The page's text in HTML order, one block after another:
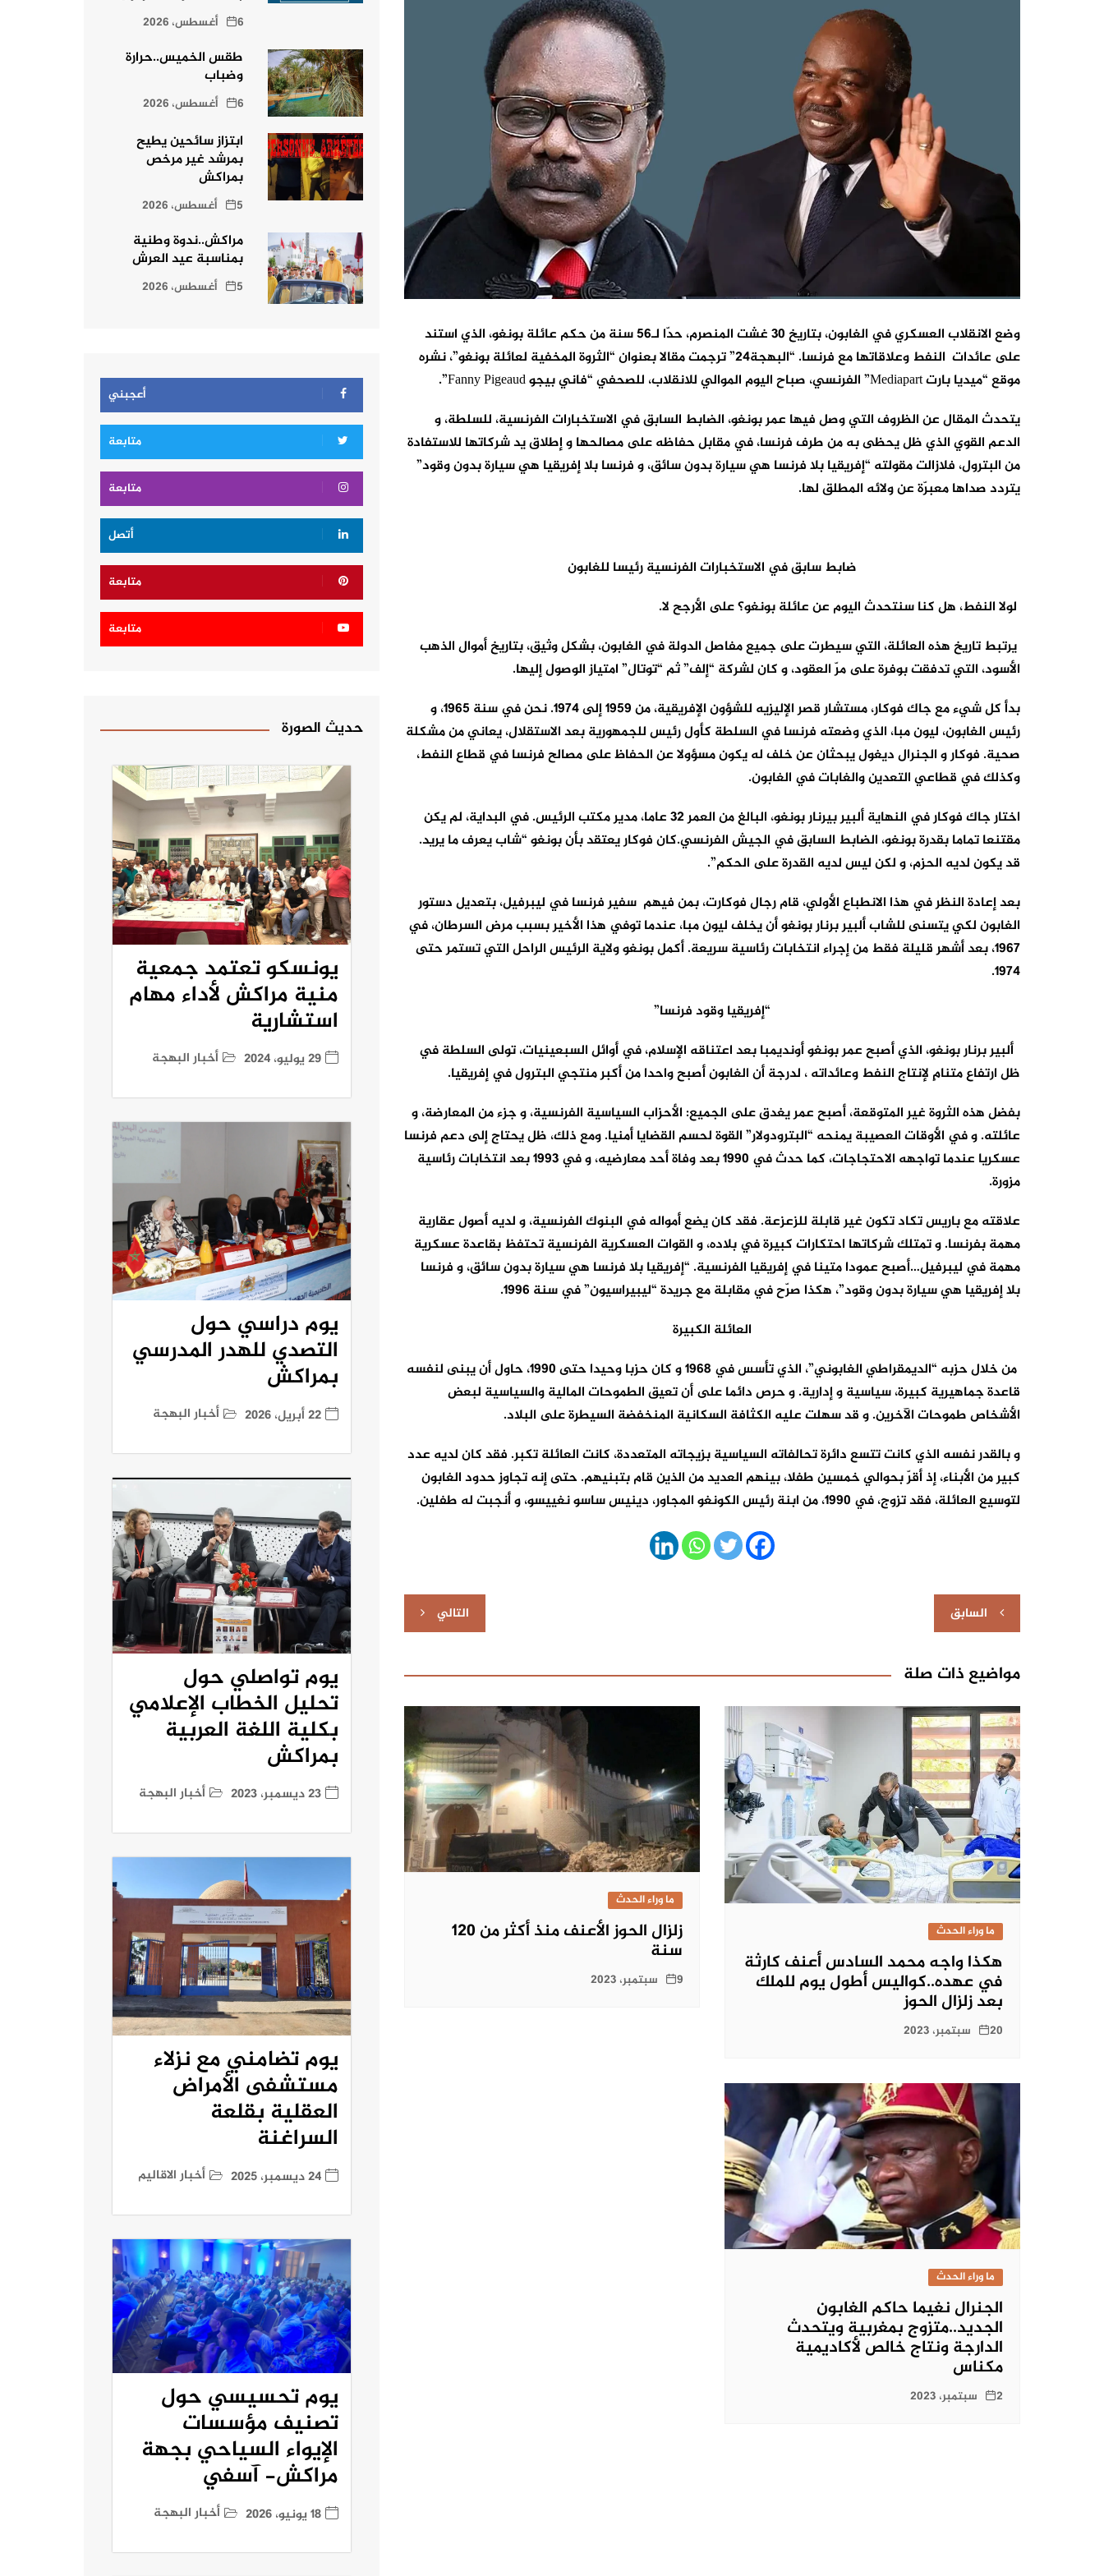
وضع الانقلاب العسكري في الغابون، بتاريخ 30 غشت المنصرم، حدّا لـ56 سنة من حكم عائلة بونغو، الذي استند
على عائدات النفط وعلاقاتها مع فرنسا. “البهجة24” ترجمت مقالا بعنوان “الثروة المخفية لعائلة بونغو”، نشره
موقع “ميديا بارت Mediapart” الفرنسي، صباح اليوم الموالي للانقلاب، للصحفي “فاني بيجو Fanny Pigeaud”.
يتحدث المقال عن الظروف التي وصل فيها عمر بونغو، الضابط السابق في الاستخبارات الفرنسية، للسلطة، و
الدعم القوي الذي ظل يحظى به من طرف فرنسا، في مقابل حفاظه على مصالحها و إطلاق يد شركاتها للاستفادة
من البترول، فلازالت مقولته “إفريقيا بلا فرنسا هي سيارة بدون سائق، و فرنسا بلا إفريقيا هي سيارة بدون وقود”
يتردد صداها معبرّة عن ولائه المطلق لها.
ضابط سابق في الاستخبارات الفرنسية رئيسا للغابون
لولا النفط، هل كنا سنتحدث اليوم عن عائلة بونغو؟ على الأرجح لا.
يرتبط تاريخ هذه العائلة، التي سيطرت على جميع مفاصل الدولة في الغابون، بشكل وثيق، بتاريخ أموال الذهب
الأسود، التي تدفقت بوفرة على مرّ العقود، و كان لشركة “إلف” ثم “توتال” امتياز الوصول إليها.
بدأ كل شيء مع جاك فوكار، مستشار قصر الإليزيه للشؤون الإفريقية، من 1959 إلى 1974. نحن في سنة 1965، و
رئيس الغابون، ليون مبا، الذي وضعته فرنسا في السلطة كأول رئيس للجمهورية بعد الاستقلال، يعاني من مشكلة
صحية. فوكار و الجنرال ديغول يبحثان عن خلف له يكون مسؤولا عن الحفاظ على مصالح فرنسا في قطاع النفط،
وكذلك في قطاعي التعدين والغابات في الغابون.
اختار جاك فوكار في النهاية ألبير بيرنار بونغو، البالغ من العمر 32 عاما، مدير مكتب الرئيس. في البداية، لم يكن
مقتنعا تماما بقدرة بونغو، الضابط السابق في الجيش الفرنسي.كان فوكار يعتقد بأن بونغو “شاب يعرف ما يريد.
قد يكون لديه الحزم، و لكن ليس لديه القدرة على الحكم”.
بعد إعادة النظر في هذا الانطباع الأولي، قام رجال فوكارت، بمن فيهم سفير فرنسا في ليبرفيل، بتعديل دستور
الغابون لكي يتسنى للشاب ألبير برنار بونغو أن يخلف ليون مبا، عندما توفي هذا الأخير بسبب مرض السرطان، في
1967، بعد أشهر قليلة فقط من إجراء انتخابات رئاسية سريعة. أكمل بونغو ولاية الرئيس الراحل التي تستمر حتى
1974.
“إفريقيا وقود فرنسا”
ألبير برنار بونغو، الذي أصبح عمر بونغو أونديمبا بعد اعتناقه الإسلام، في أوائل السبعينيات، تولى السلطة في
ظل ارتفاع متنامٍ لإنتاج النفط وعائداته ، لدرجة أن الغابون أصبح واحدا من أكبر منتجي البترول في إفريقيا.
بفضل هذه الثروة غير المتوقعة، أصبح عمر يغدق على الجميع: الأحزاب السياسية الفرنسية، و جزء من المعارضة، و
عائلته. و في الأوقات العصيبة يمنحه “البترودولار” القوة لحسم القضايا أمنيا. ومع ذلك، ظل يحتاج إلى دعم فرنسا
عسكريا عندما تواجهه الاحتجاجات، كما حدث في 1990 بعد وفاة أحد معارضيه، و في 1993 بعد انتخابات رئاسية
مزورة.
علاقته مع باريس تكاد تكون غير قابلة للزعزعة. فقد كان يضع أمواله في البنوك الفرنسية، و لديه أصول عقارية
مهمة بفرنسا. و تمتلك شركاتها احتكارات كبيرة في بلاده، و القوات العسكرية الفرنسية تحتفظ بقاعدة عسكرية
مهمة في ليبرفيل…أصبح عمودا متينا في إفريقيا الفرنسية. “إفريقيا بلا فرنسا هي سيارة بدون سائق، و فرنسا
بلا إفريقيا هي سيارة بدون وقود”، هكذا صرّح في مقابلة مع جريدة “ليبيراسيون” في سنة 1996.
العائلة الكبيرة
من خلال حزبه “الديمقراطي الغابوني”، الذي تأسس في 1968 و كان حزبا وحيدا حتى 1990، حاول أن يبنى لنفسه
قاعدة جماهيرية كبيرة، سياسية و إدارية. و حرص دائما على أن تعيق الطموحات المالية والسياسية لبعض
الأشخاص طموحات الآخرين. و قد سهلت عليه الكثافة السكانية المنخفضة السيطرة على البلاد.
و بالقدر نفسه الذي كانت تتسع دائرة تحالفاته السياسية بزيجاته المتعددة، كانت العائلة تكبر. فقد كان لديه عدد
كبير من الأبناء، إذ أقرّ بحوالي خمسين طفلا، بينهم العديد من الذين قام بتبنيهم. حتى إنه تجاوز حدود الغابون
لتوسيع العائلة، فقد تزوج، في 1990، من ابنة رئيس الكونغو المجاور، دينيس ساسو نغييسو، و أنجبت له طفلين.
تصفّح
المقالات
السابق التالي
مواضيع ذات صلة
ما وراء الحدث
هكذا واجه محمد السادس أعنف كارثة
في عهده..كواليس أطول يوم للملك
بعد زلزال الحوز
20 سبتمبر، 2023
ما وراء الحدث
زلزال الحوز الأعنف منذ أكثر من 120
سنة
9 سبتمبر، 2023
ما وراء الحدث
الجنرال نغيما حاكم الغابون
الجديد..متزوج بمغربية ويتحدث
الدارجة ونتاج خالص لأكاديمية
مكناس
2 سبتمبر، 2023
6 أغسطس، 2026
طقس الخميس..حرارة
وضباب
6 أغسطس، 2026
ابتزاز سائحين يطيح
بمرشد غير مرخص
بمراكش
5 أغسطس، 2026
مراكش..ندوة وطنية
بمناسبة عيد العرش
5 أغسطس، 2026
أعجبني
متابعة
متابعة
أتصل
متابعة
متابعة
حديث الصورة
يونسكو تعتمد جمعية
منية مراكش لأداء مهام
استشارية
29 يوليو، 2024 أخبار البهجة
يوم دراسي حول
التصدي للهدر المدرسي
بمراكش
22 أبريل، 2026 أخبار البهجة
يوم تواصلي حول
تحليل الخطاب الإعلامي
بكلية اللغة العربية
بمراكش
23 ديسمبر، 2023 أخبار البهجة
يوم تضامني مع نزلاء
مستشفى الأمراض
العقلية بقلعة
السراغنة
24 ديسمبر، 2025 أخبار الاقاليم
يوم تحسيسي حول
تصنيف مؤسسات
الإيواء السياحي بجهة
مراكش- آسفي
18 يونيو، 2026 أخبار البهجة